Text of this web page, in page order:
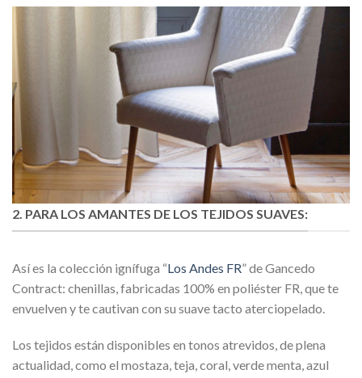
2. PARA LOS AMANTES DE LOS TEJIDOS SUAVES:
Así es la colección ignífuga “Los Andes FR” de Gancedo
Contract: chenillas, fabricadas 100% en poliéster FR, que te
envuelven y te cautivan con su suave tacto aterciopelado.
Los tejidos están disponibles en tonos atrevidos, de plena
actualidad, como el mostaza, teja, coral, verde menta, azul